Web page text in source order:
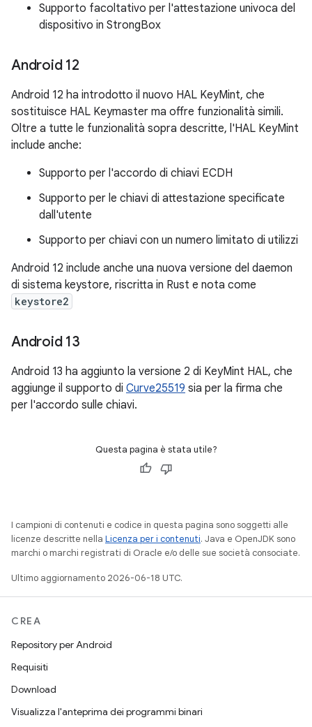
Supporto facoltativo per l'attestazione univoca del
dispositivo in StrongBox
Android 12
Android 12 ha introdotto il nuovo HAL KeyMint, che
sostituisce HAL Keymaster ma offre funzionalità simili.
Oltre a tutte le funzionalità sopra descritte, l'HAL KeyMint
include anche:
Supporto per l'accordo di chiavi ECDH
Supporto per le chiavi di attestazione specificate
dall'utente
Supporto per chiavi con un numero limitato di utilizzi
Android 12 include anche una nuova versione del daemon
di sistema keystore, riscritta in Rust e nota come
keystore2
Android 13
Android 13 ha aggiunto la versione 2 di KeyMint HAL, che
aggiunge il supporto di Curve25519 sia per la firma che
per l'accordo sulle chiavi.
Questa pagina è stata utile?
I campioni di contenuti e codice in questa pagina sono soggetti alle
licenze descritte nella Licenza per i contenuti. Java e OpenJDK sono
marchi o marchi registrati di Oracle e/o delle sue società consociate.
Ultimo aggiornamento 2026-06-18 UTC.
CREA
Repository per Android
Requisiti
Download
Visualizza l'anteprima dei programmi binari